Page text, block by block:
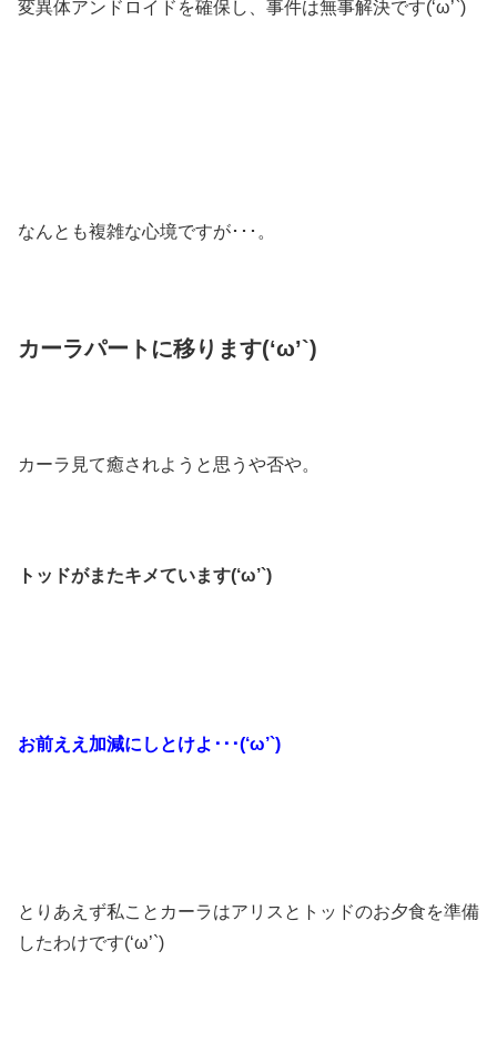
変異体アンドロイドを確保し、事件は無事解決です(‘ω’`)
なんとも複雑な心境ですが･･･。
カーラパートに移ります(‘ω’`)
カーラ見て癒されようと思うや否や。
トッドがまたキメています(‘ω’`)
お前ええ加減にしとけよ･･･(‘ω’`)
とりあえず私ことカーラはアリスとトッドのお夕食を準備
したわけです(‘ω’`)